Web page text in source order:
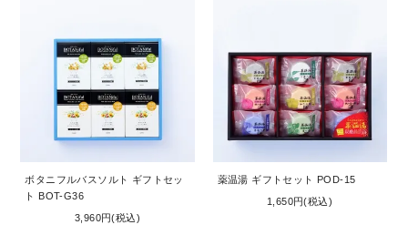
ボタニフルバスソルト ギフトセッ
ト BOT-G36
3,960円(税込)
薬温湯 ギフトセット POD-15
1,650円(税込)